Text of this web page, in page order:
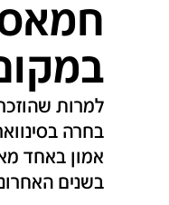
חמאס:
למרות
בחרה
בשנים